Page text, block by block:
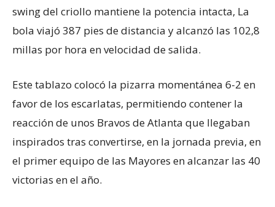
swing del criollo mantiene la potencia intacta, La
bola viajó 387 pies de distancia y alcanzó las 102,8
millas por hora en velocidad de salida.
Este tablazo colocó la pizarra momentánea 6-2 en
favor de los escarlatas, permitiendo contener la
reacción de unos Bravos de Atlanta que llegaban
inspirados tras convertirse, en la jornada previa, en
el primer equipo de las Mayores en alcanzar las 40
victorias en el año.